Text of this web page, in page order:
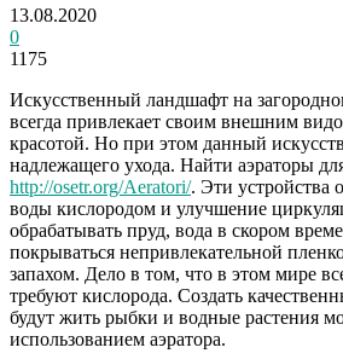
13.08.2020
0
1175
Искусственный ландшафт на
всегда привлекает своим внешним
красотой. Но при этом данный
надлежащего ухода. Найти аэраторы
http://osetr.org/Aeratori/. Эти устройства
воды кислородом и улучшение
обрабатывать пруд, вода в скором
покрываться непривлекательной
запахом. Дело в том, что в этом мире
требуют кислорода. Создать
будут жить рыбки и водные растения
использованием аэратора.